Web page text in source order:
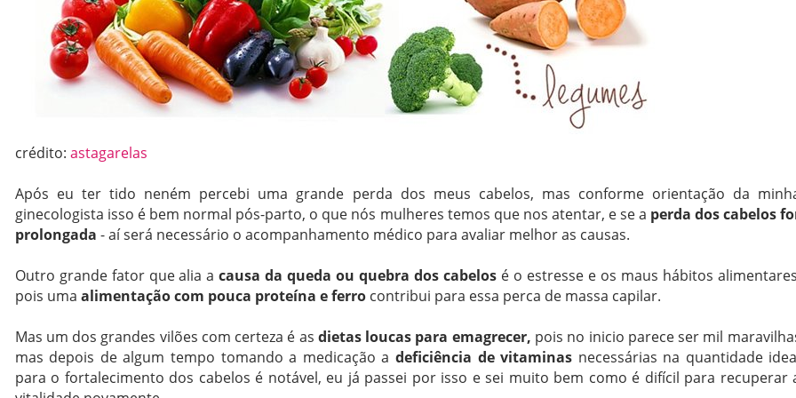
crédito: astagarelas
Após eu ter tido neném percebi uma grande perda dos meus cabelos, mas conforme orientação da
ginecologista isso é bem normal pós-parto, o que nós mulheres temos que nos atentar, e se a perda dos cabelos
prolongada - aí será necessário o acompanhamento médico para avaliar melhor as causas.
Outro grande fator que alia acausa da queda ou quebra dos cabelos é o estresse e os maus hábitos
pois uma alimentação com pouca proteína e ferrocontribui para essa perca de massa capilar.
Mas um dos grandes vilões com certeza é as dietas loucas para emagrecer, pois no inicio parece ser mil
mas depois de algum tempo tomando a medicação a deficiência de vitaminas necessárias na quantidade
para o fortalecimento dos cabelos é notável, eu já passei por isso e sei muito bem como é difícil para recuperar